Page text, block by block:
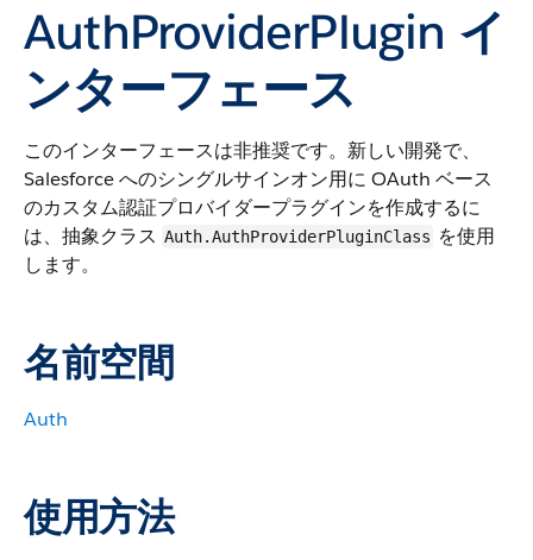
AuthProviderPlugin イ
ンターフェース
このインターフェースは非推奨です。新しい開発で、
Salesforce へのシングルサインオン用に OAuth ベース
のカスタム認証プロバイダープラグインを作成するに
は、抽象クラス Auth.AuthProviderPluginClass を使用
します。
名前空間
Auth
使用方法